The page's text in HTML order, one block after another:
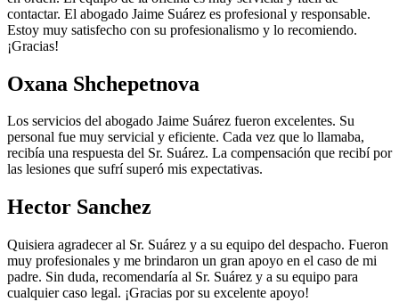
contactar. El abogado Jaime Suárez es profesional y responsable.
Estoy muy satisfecho con su profesionalismo y lo recomiendo.
¡Gracias!
Oxana Shchepetnova
Los servicios del abogado Jaime Suárez fueron excelentes. Su
personal fue muy servicial y eficiente. Cada vez que lo llamaba,
recibía una respuesta del Sr. Suárez. La compensación que recibí por
las lesiones que sufrí superó mis expectativas.
Hector Sanchez
Quisiera agradecer al Sr. Suárez y a su equipo del despacho. Fueron
muy profesionales y me brindaron un gran apoyo en el caso de mi
padre. Sin duda, recomendaría al Sr. Suárez y a su equipo para
cualquier caso legal. ¡Gracias por su excelente apoyo!